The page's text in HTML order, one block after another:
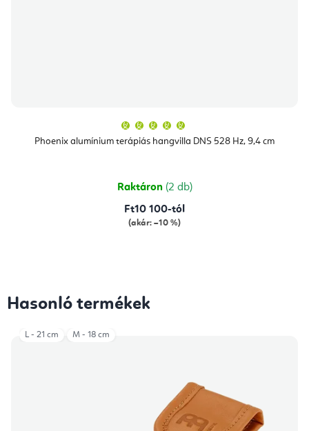
Phoenix alumínium terápiás hangvilla DNS 528 Hz, 9,4 cm
átlagos
értékelése
csillag.
Raktáron (2 db)
Ft10 100-tól
(akár: –10 %)
Hasonló termékek
L - 21 cm M - 18 cm